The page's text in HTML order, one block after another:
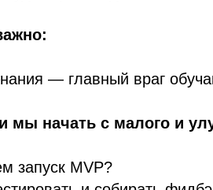
— главный враг
мы начать с малого и
запуск MVP?